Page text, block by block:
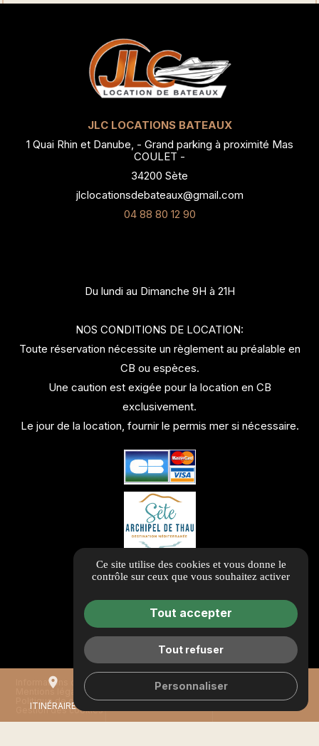
place
ITINÉRAIRE
mail
JLC LOCATIONS BATEAUX
1 Quai Rhin et Danube, - Grand parking à proximité Mas
COULET -
34200 Sète
jlclocationsdebateaux@gmail.com
04 88 80 12 90
Du lundi au Dimanche 9H à 21H
NOS CONDITIONS DE LOCATION:
Toute réservation nécessite un règlement au préalable en
CB ou espèces.
Une caution est exigée pour la location en CB
exclusivement.
Le jour de la location, fournir le permis mer si nécessaire.
Informations complémentaires
Mentions légales
Politique de confidentialité
Gestion des cookies
Ce site utilise des cookies et vous donne le
contrôle sur ceux que vous souhaitez activer
Tout accepter
Tout refuser
Personnaliser